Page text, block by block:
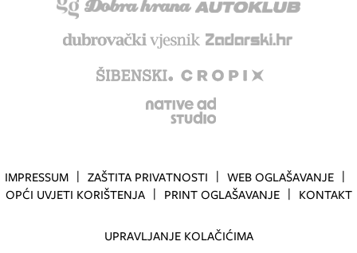
IMPRESSUM ZAŠTITA PRIVATNOSTI
WEB OGLAŠAVANJE
OPĆI UVJETI KORIŠTENJA
PRINT OGLAŠAVANJE KONTAKT
UPRAVLJANJE KOLAČIĆIMA